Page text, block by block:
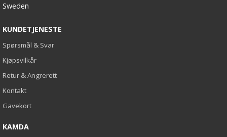
Sweden
KUNDETJENESTE
Spørsmål & Svar
Kjøpsvilkår
Retur & Angrerett
Kontakt
Gavekort
KAMDA